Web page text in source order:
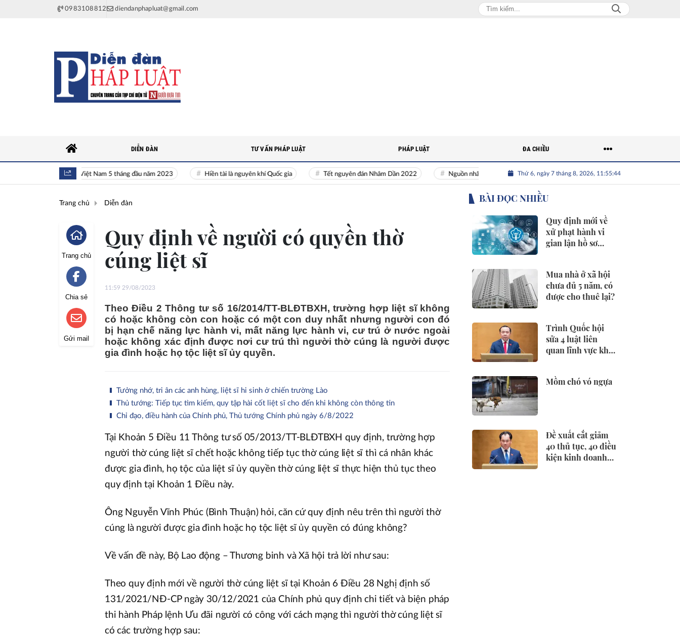
0983108812 diendanphapluat@gmail.com
Toàn cảnh kinh tế Việt Nam 5 tháng đầu năm 2023 Hiền tài là nguyên khí Quốc gia Tết nguyên đán Nhâm Dần 2022 Nguồn nhân lực Việt Nhân tài Việt Nam Giải bài toán nguồn nhân
Thứ 6, ngày 7 tháng 8, 2026, 11:55:45
DIỄN ĐÀN TƯ VẤN PHÁP LUẬT PHÁP LUẬT ĐA CHIỀU
Trang chủ Diễn đàn
Trang chủ
Chia sẻ
Gửi mail
Quy định về người có quyền thờ
cúng liệt sĩ
11:59 29/08/2023
Theo Điều 2 Thông tư số 16/2014/TT-BLĐTBXH, trường hợp liệt sĩ không
có hoặc không còn con hoặc có một con duy nhất nhưng người con đó
bị hạn chế năng lực hành vi, mất năng lực hành vi, cư trú ở nước ngoài
hoặc không xác định được nơi cư trú thì người thờ cúng là người được
gia đình hoặc họ tộc liệt sĩ ủy quyền.
Tưởng nhớ, tri ân các anh hùng, liệt sĩ hi sinh ở chiến trường Lào
Thủ tướng: Tiếp tục tìm kiếm, quy tập hài cốt liệt sĩ cho đến khi không còn thông tin
Chỉ đạo, điều hành của Chính phủ, Thủ tướng Chính phủ ngày 6/8/2022
Tại Khoản 5 Điều 11 Thông tư số 05/2013/TT-BLĐTBXH quy định, trường hợp
người thờ cúng liệt sĩ chết hoặc không tiếp tục thờ cúng liệt sĩ thì cá nhân khác
được gia đình, họ tộc của liệt sĩ ủy quyền thờ cúng liệt sĩ thực hiện thủ tục theo
quy định tại Khoản 1 Điều này.
Ông Nguyễn Vĩnh Phúc (Bình Thuận) hỏi, căn cứ quy định nêu trên thì người thờ
cúng là người được gia đình hoặc họ tộc liệt sĩ ủy quyền có đúng không?
Về vấn đề này, Bộ Lao động – Thương binh và Xã hội trả lời như sau:
Theo quy định mới về người thờ cúng liệt sĩ tại Khoản 6 Điều 28 Nghị định số
131/2021/NĐ-CP ngày 30/12/2021 của Chính phủ quy định chi tiết và biện pháp
thi hành Pháp lệnh Ưu đãi người có công với cách mạng thì người thờ cúng liệt sĩ
có các trường hợp sau:
BÀI ĐỌC NHIỀU
Quy định mới về
xử phạt hành vi
gian lận hồ sơ
Mua nhà ở xã hội
chưa đủ 5 năm, có
được cho thuê lại?
Trình Quốc hội
sửa 4 luật liên
quan lĩnh vực khoa
Mồm chó vó ngựa
Đề xuất cắt giảm
40 thủ tục, 40 điều
kiện kinh doanh